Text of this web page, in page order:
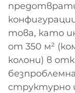
това, като
от 350 м²
колони) в
структурно